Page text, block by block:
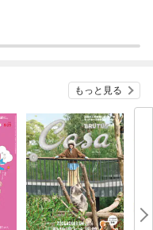
もっと見る